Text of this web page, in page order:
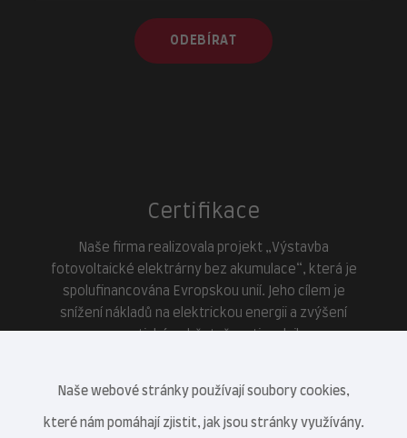
ODEBÍRAT
Certifikace
Naše firma realizovala projekt „Výstavba
fotovoltaické elektrárny bez akumulace“, která je
spolufinancována Evropskou unií. Jeho cílem je
snížení nákladů na elektrickou energii a zvýšení
Naše webové stránky používají soubory cookies,
které nám pomáhají zjistit, jak jsou stránky využívány.